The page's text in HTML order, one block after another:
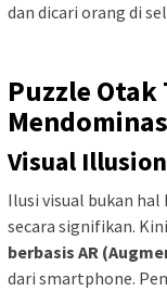
dan dicari orang di
Puzzle Otak
Visual
Ilusi visual bukan
secara signifikan.
berbasis AR
dari smartphone.